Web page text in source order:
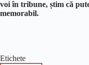
voi în tribune, știm că
memorabil.
Etichete